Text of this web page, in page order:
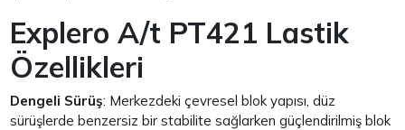
Explero A/t PT421 Lastik
Özellikleri
Dengeli Sürüş: Merkezdeki çevresel blok yapısı, düz
sürüşlerde benzersiz bir stabilite sağlarken güçlendirilmiş blok